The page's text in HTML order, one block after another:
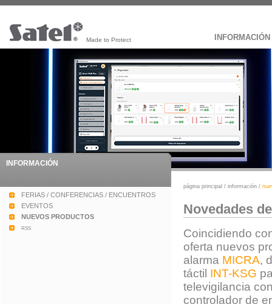
Made to Protect INFORMACIÓN
INFORMACIÓN
FERIAS / CONFERENCIAS / ENCUENTROS
EVENTOS
NUEVOS PRODUCTOS
rss
página principal / información /
Novedades
Coincidiendo
oferta nuevos
alarma MICRA,
táctil INT-KSG
televigilancia
controlador de